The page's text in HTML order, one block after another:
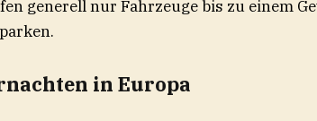
generell nur Fahrzeuge bis zu einem
in Europa